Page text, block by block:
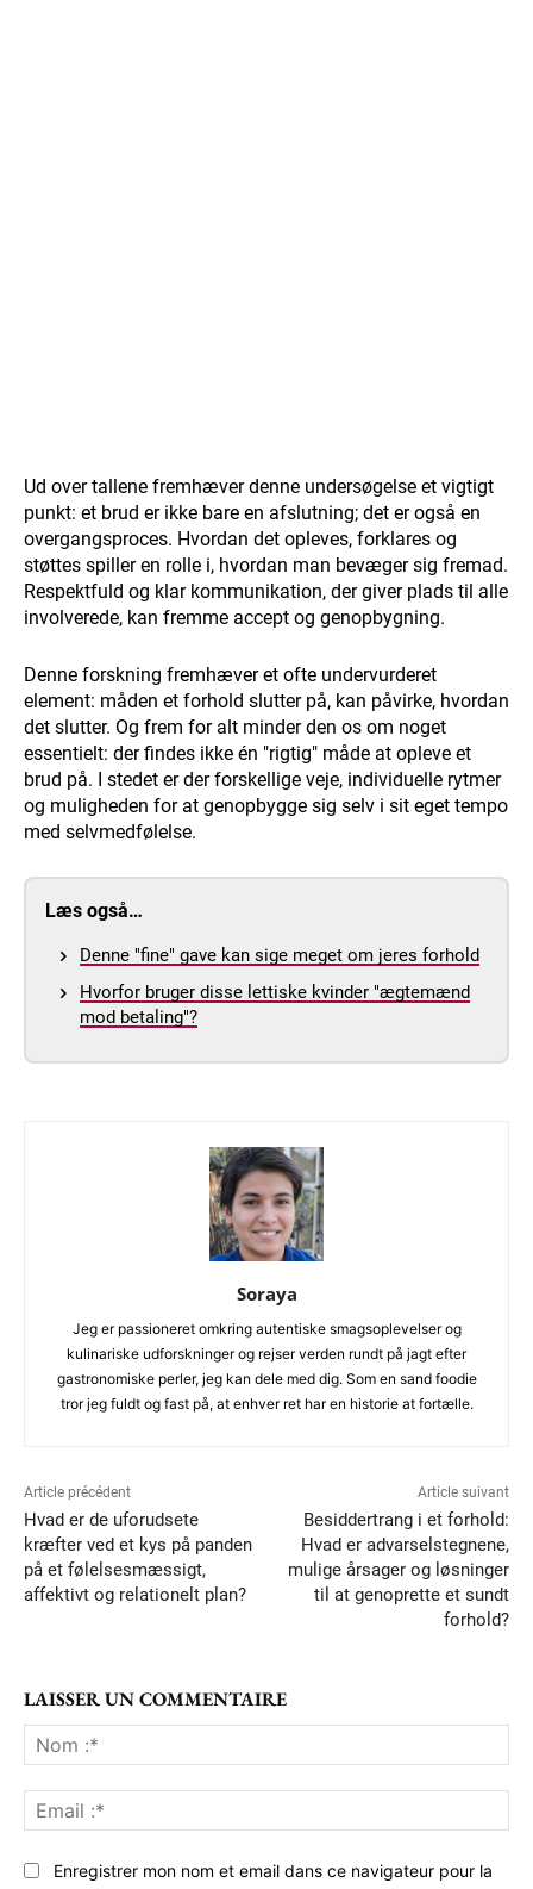
Ud over tallene fremhæver denne undersøgelse et vigtigt
punkt: et brud er ikke bare en afslutning; det er også en
overgangsproces. Hvordan det opleves, forklares og
støttes spiller en rolle i, hvordan man bevæger sig fremad.
Respektfuld og klar kommunikation, der giver plads til alle
involverede, kan fremme accept og genopbygning.
Denne forskning fremhæver et ofte undervurderet
element: måden et forhold slutter på, kan påvirke, hvordan
det slutter. Og frem for alt minder den os om noget
essentielt: der findes ikke én "rigtig" måde at opleve et
brud på. I stedet er der forskellige veje, individuelle rytmer
og muligheden for at genopbygge sig selv i sit eget tempo
med selvmedfølelse.
Læs også…
Denne "fine" gave kan sige meget om jeres forhold
Hvorfor bruger disse lettiske kvinder "ægtemænd
mod betaling"?
Soraya
Jeg er passioneret omkring autentiske smagsoplevelser og
kulinariske udforskninger og rejser verden rundt på jagt efter
gastronomiske perler, jeg kan dele med dig. Som en sand foodie
tror jeg fuldt og fast på, at enhver ret har en historie at fortælle.
Article précédent
Hvad er de uforudsete
kræfter ved et kys på panden
på et følelsesmæssigt,
affektivt og relationelt plan?
Article suivant
Besiddertrang i et forhold:
Hvad er advarselstegnene,
mulige årsager og løsninger
til at genoprette et sundt
forhold?
LAISSER UN COMMENTAIRE
:*
:*
Enregistrer mon nom et email dans ce navigateur pour la